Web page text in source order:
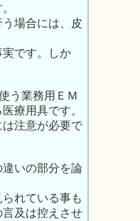
場合には、皮
です。しか
う業務用ＥＭ
療用具です。
注意が必要で
いの部分を論
れている事も
及は控えさせ